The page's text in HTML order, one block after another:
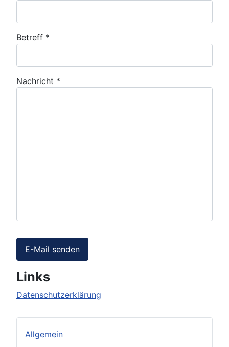
Allgemein
Betreff *
Nachricht *
E-Mail senden
Links
Datenschutzerklärung